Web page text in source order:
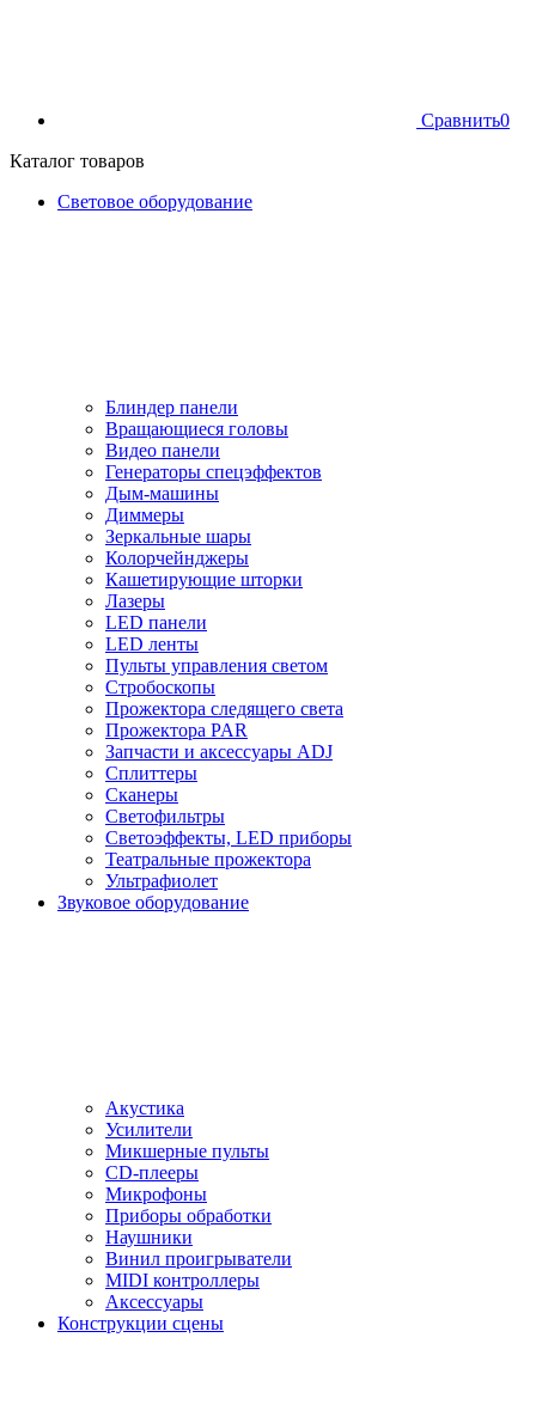
Сравнить0
Каталог товаров
Световое оборудование
Блиндер панели
Вращающиеся головы
Видео панели
Генераторы спецэффектов
Дым-машины
Диммеры
Зеркальные шары
Колорчейнджеры
Кашетирующие шторки
Лазеры
LED панели
LED ленты
Пульты управления светом
Стробоскопы
Прожектора следящего света
Прожектора PAR
Запчасти и аксессуары ADJ
Сплиттеры
Сканеры
Светофильтры
Светоэффекты, LED приборы
Театральные прожектора
Ультрафиолет
Звуковое оборудование
Акустика
Усилители
Микшерные пульты
CD-плееры
Микрофоны
Приборы обработки
Наушники
Винил проигрыватели
MIDI контроллеры
Аксессуары
Конструкции сцены